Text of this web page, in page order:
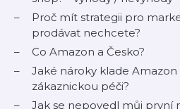
Proč mít strategii pro
prodávat nechcete?
Co Amazon a Česko?
Jaké nároky klade
zákaznickou péči?
Jak se nepovedl můj první